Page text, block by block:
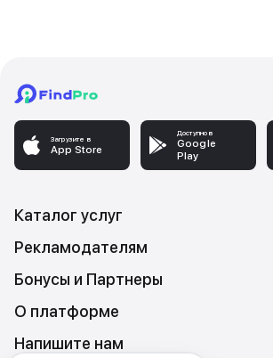
Загрузите в
App Store
Доступно в
Google
Play
Каталог услуг
Рекламодателям
Бонусы и Партнеры
О платформе
Напишите нам